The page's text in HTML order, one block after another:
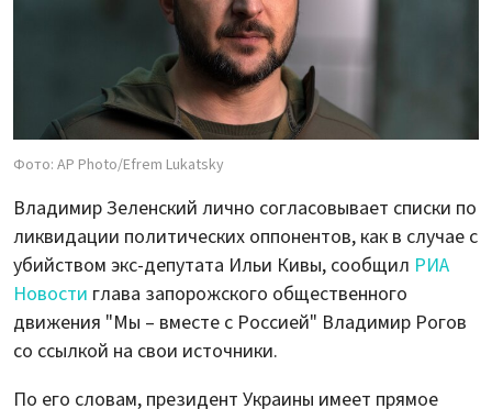
Фото: AP Photo/Efrem Lukatsky
Владимир Зеленский лично согласовывает списки по
ликвидации политических оппонентов, как в случае с
убийством экс-депутата Ильи Кивы, сообщил РИА
Новости глава запорожского общественного
движения "Мы – вместе с Россией" Владимир Рогов
со ссылкой на свои источники.
По его словам, президент Украины имеет прямое